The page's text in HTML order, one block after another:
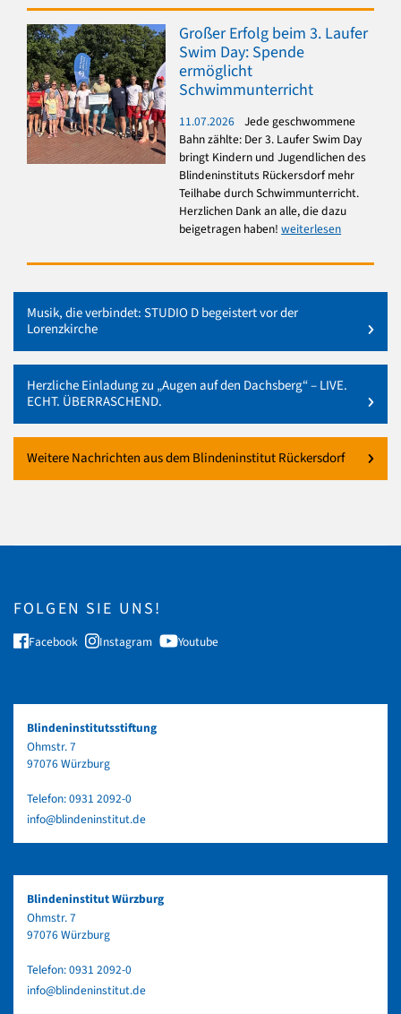
Großer Erfolg beim 3. Laufer
Swim Day: Spende
ermöglicht
Schwimmunterricht
11.07.2026 Jede geschwommene
Bahn zählte: Der 3. Laufer Swim Day
bringt Kindern und Jugendlichen des
Blindeninstituts Rückersdorf mehr
Teilhabe durch Schwimmunterricht.
Herzlichen Dank an alle, die dazu
beigetragen haben!weiterlesen
Musik, die verbindet: STUDIO D begeistert vor der
Lorenzkirche
Herzliche Einladung zu „Augen auf den Dachsberg“ – LIVE.
ECHT. ÜBERRASCHEND.
Weitere Nachrichten aus dem Blindeninstitut Rückersdorf
FOLGEN SIE UNS!
Facebook Instagram Youtube
Blindeninstitutsstiftung
Ohmstr. 7
97076 Würzburg
Telefon:0931 2092-0
info@blindeninstitut.de
Blindeninstitut Würzburg
Ohmstr. 7
97076 Würzburg
Telefon:0931 2092-0
info@blindeninstitut.de